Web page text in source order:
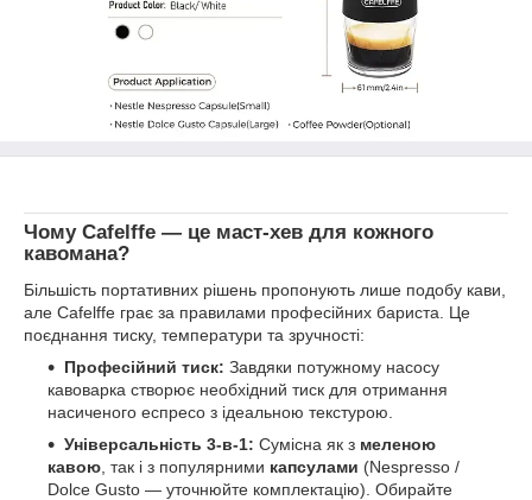
Чому Cafelffe — це маст-хев для кожного
кавомана?
Більшість портативних рішень пропонують лише подобу кави,
але Cafelffe грає за правилами професійних бариста. Це
поєднання тиску, температури та зручності:
Професійний тиск: Завдяки потужному насосу
кавоварка створює необхідний тиск для отримання
насиченого еспресо з ідеальною текстурою.
Універсальність 3-в-1: Сумісна як з меленою
кавою , так і з популярними капсулами (Nespresso /
Dolce Gusto — уточнюйте комплектацію). Обирайте